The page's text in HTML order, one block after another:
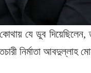
যে ডুব দিয়েছিলেন,
নির্মাতা আবদুল্লাহ